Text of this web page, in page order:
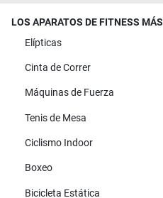
LOS APARATOS DE FITNESS
Elípticas
Cinta de Correr
Máquinas de Fuerza
Tenis de Mesa
Ciclismo Indoor
Boxeo
Bicicleta Estática